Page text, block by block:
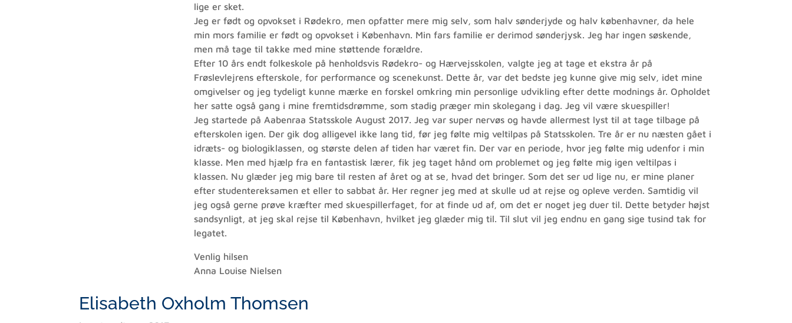
lige er sket.
Jeg er født og opvokset i Rødekro, men opfatter mere mig selv, som halv sønderjyde og halv københavner, da hele
min mors familie er født og opvokset i København. Min fars familie er derimod sønderjysk. Jeg har ingen søskende,
men må tage til takke med mine støttende forældre.
Efter 10 års endt folkeskole på henholdsvis Rødekro- og Hærvejsskolen, valgte jeg at tage et ekstra år på
Frøslevlejrens efterskole, for performance og scenekunst. Dette år, var det bedste jeg kunne give mig selv, idet mine
omgivelser og jeg tydeligt kunne mærke en forskel omkring min personlige udvikling efter dette modnings år. Opholdet
her satte også gang i mine fremtidsdrømme, som stadig præger min skolegang i dag. Jeg vil være skuespiller!
Jeg startede på Aabenraa Statsskole August 2017. Jeg var super nervøs og havde allermest lyst til at tage tilbage på
efterskolen igen. Der gik dog alligevel ikke lang tid, før jeg følte mig veltilpas på Statsskolen. Tre år er nu næsten gået i
idræts- og biologiklassen, og største delen af tiden har været fin. Der var en periode, hvor jeg følte mig udenfor i min
klasse. Men med hjælp fra en fantastisk lærer, fik jeg taget hånd om problemet og jeg følte mig igen veltilpas i
klassen. Nu glæder jeg mig bare til resten af året og at se, hvad det bringer. Som det ser ud lige nu, er mine planer
efter studentereksamen et eller to sabbat år. Her regner jeg med at skulle ud at rejse og opleve verden. Samtidig vil
jeg også gerne prøve kræfter med skuespillerfaget, for at finde ud af, om det er noget jeg duer til. Dette betyder højst
sandsynligt, at jeg skal rejse til København, hvilket jeg glæder mig til. Til slut vil jeg endnu en gang sige tusind tak for
legatet.
Venlig hilsen
Anna Louise Nielsen
Elisabeth Oxholm Thomsen